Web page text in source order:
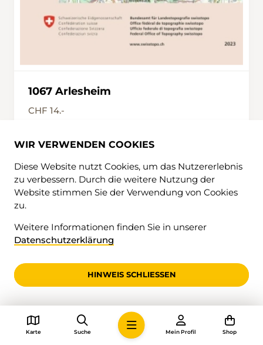
1067 Arlesheim
CHF 14.-
IN DEN WARENKORB
WIR VERWENDEN COOKIES
Diese Website nutzt Cookies, um das Nutzererlebnis
zu verbessern. Durch die weitere Nutzung der
Website stimmen Sie der Verwendung von Cookies
zu.
Weitere Informationen finden Sie in unserer
Datenschutzerklärung
HINWEIS SCHLIESSEN
Karte Suche Mein Profil Shop